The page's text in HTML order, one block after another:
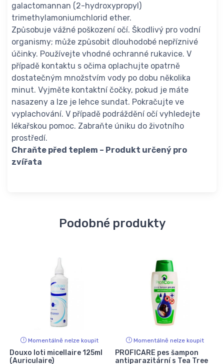
galactomannan (2-hydroxypropyl)
trimethylamoniumchlorid ether.
Způsobuje vážné poškození očí. Škodlivý pro vodní
organismy; může způsobit dlouhodobé nepříznivé
účinky. Používejte vhodné ochranné rukavice. V
případě kontaktu s očima oplachujte opatrně
dostatečným množstvím vody po dobu několika
minut. Vyjměte kontaktní čočky, pokud je máte
nasazeny a lze je lehce sundat. Pokračujte ve
vyplachování. V případě podráždění očí vyhledejte
lékařskou pomoc. Zabraňte úniku do životního
prostředí.
Chraňte před teplem – Produkt určený pro
zvířata
Podobné produkty
Momentálně nelze koupit
Douxo loti micellaire 125ml
(Auriculaire)
Momentálně nelze koupit
PROFICARE pes šampon
antiparazitární s Tea Tree